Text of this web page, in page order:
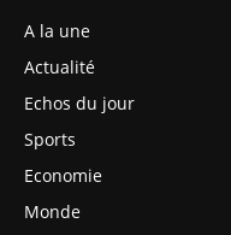
A la une
Actualité
Echos du jour
Sports
Economie
Monde